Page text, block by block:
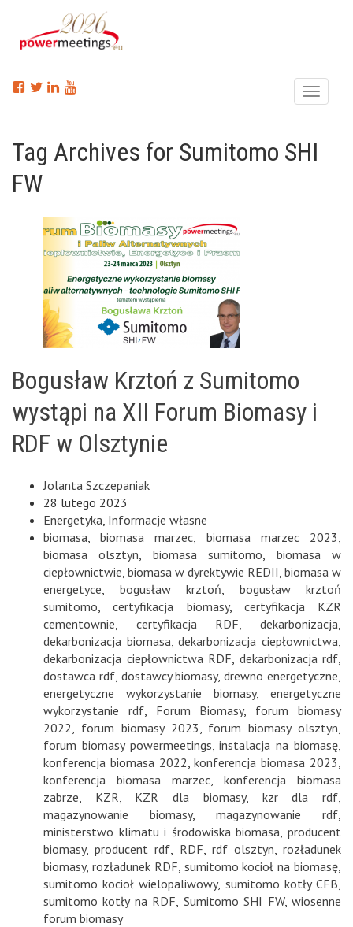
Menu
Tag Archives for Sumitomo SHI
FW
Bogusław Krztoń z Sumitomo
wystąpi na XII Forum Biomasy i
RDF w Olsztynie
Jolanta Szczepaniak
28 lutego 2023
Energetyka Informacje własne
biomasa ,biomasa marzec biomasa marzec 2023
biomasa olsztyn
biomasa sumitomo
biomasa w
ciepłownictwie biomasa w dyrektywie REDII biomasa w
energetyce
bogusław krztoń
bogusław krztoń
sumitomo ,certyfikacja biomasy, certyfikacja KZR
cementownie
certyfikacja RDF ,dekarbonizacja
dekarbonizacja biomasa ,dekarbonizacja ciepłownictwa
dekarbonizacja ciepłownictwa RDF dekarbonizacja rdf
dostawca rdf, dostawcy biomasy,drewno energetyczne
energetyczne wykorzystanie biomasy, energetyczne
wykorzystanie rdf, Forum Biomasy, forum biomasy
2022
forum biomasy 2023 forum biomasy olsztyn
forum biomasy powermeetings ,instalacja na biomasę
konferencja biomasa 2022 ,konferencja biomasa 2023
konferencja biomasa marzec
konferencja biomasa
zabrze
KZR KZR dla biomasy, kzr dla rdf
magazynowanie biomasy, magazynowanie rdf
ministerstwo klimatu i środowiska biomasa ,producent
biomasy,producent rdf RDF rdf olsztyn ,rozładunek
biomasy, rozładunek RDF sumitomo kocioł na biomasę
sumitomo kocioł wielopaliwowy, sumitomo kotły CFB
sumitomo kotły na RDF Sumitomo SHI FW,wiosenne
forum biomasy